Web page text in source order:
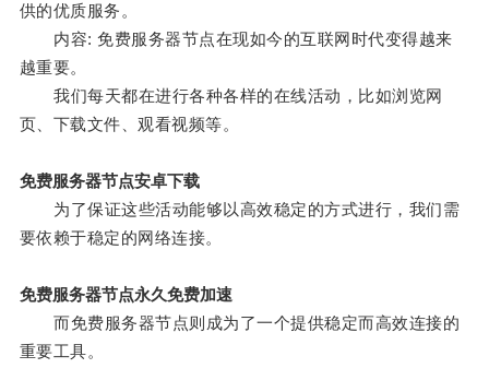
供的优质服务。
内容: 免费服务器节点在现如今的互联网时代变得越来
越重要。
我们每天都在进行各种各样的在线活动，比如浏览网
页、下载文件、观看视频等。
免费服务器节点安卓下载
为了保证这些活动能够以高效稳定的方式进行，我们需
要依赖于稳定的网络连接。
免费服务器节点永久免费加速
而免费服务器节点则成为了一个提供稳定而高效连接的
重要工具。